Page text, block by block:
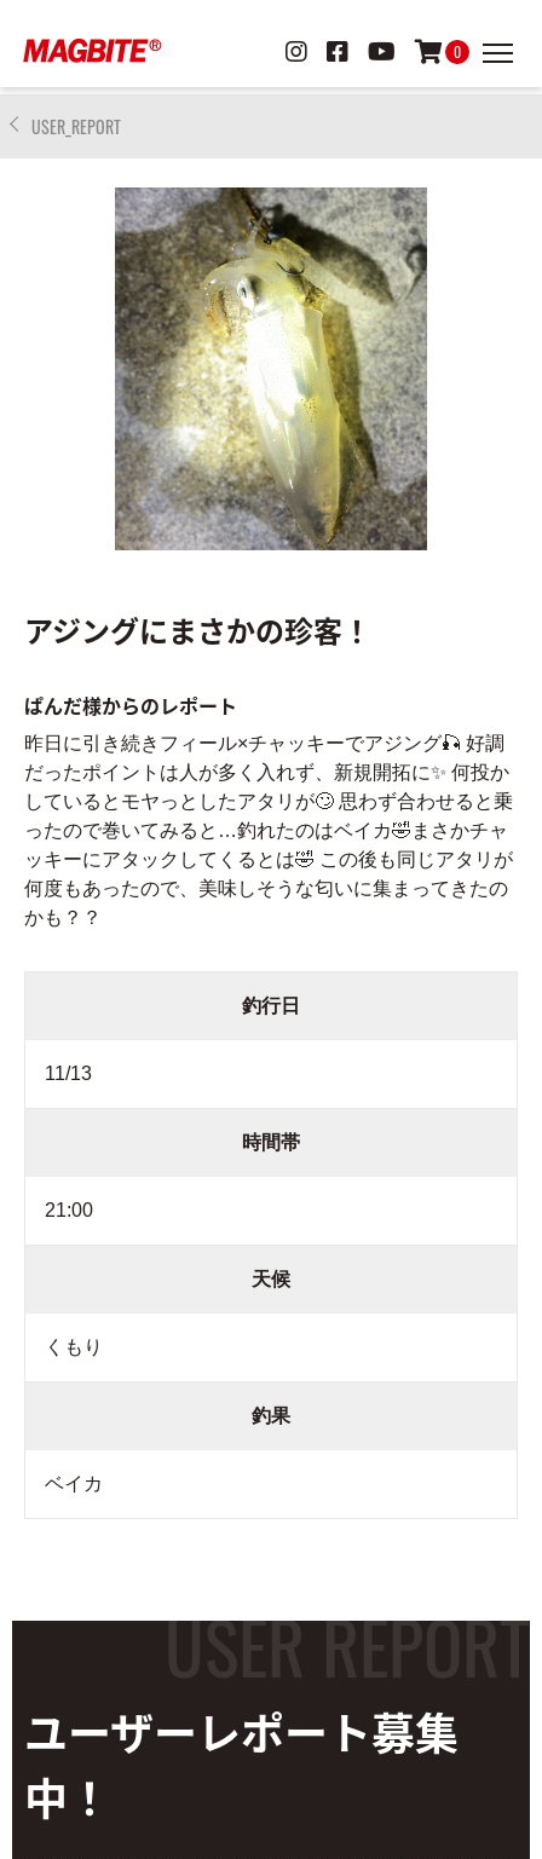
0
USER_REPORT
アジングにまさかの珍客！
ぱんだ様からのレポート
昨日に引き続きフィール×チャッキーでアジング🎣 好調
だったポイントは人が多く入れず、新規開拓に✨ 何投か
しているとモヤっとしたアタリが🙄 思わず合わせると乗
ったので巻いてみると…釣れたのはベイカ🤣まさかチャ
ッキーにアタックしてくるとは🤣 この後も同じアタリが
何度もあったので、美味しそうな匂いに集まってきたの
かも？？
釣行日
11/13
時間帯
21:00
天候
くもり
釣果
ベイカ
ユーザーレポート募集
中！